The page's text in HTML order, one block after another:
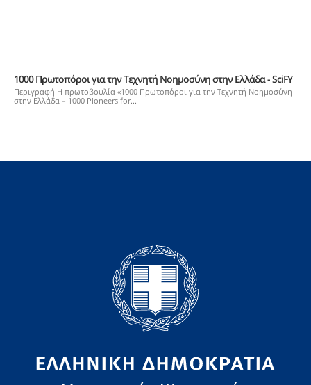
1000 Πρωτοπόροι για την Τεχνητή Νοημοσύνη στην Ελλάδα - SciFY
Περιγραφή Η πρωτοβουλία «1000 Πρωτοπόροι για την Τεχνητή Νοημοσύνη
στην Ελλάδα – 1000 Pioneers for...